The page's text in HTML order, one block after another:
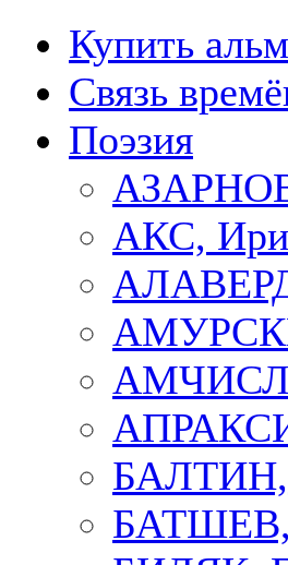
Купить
Связь
Поэзия
АКС,
БАЛТИН,
БАТШЕВ,